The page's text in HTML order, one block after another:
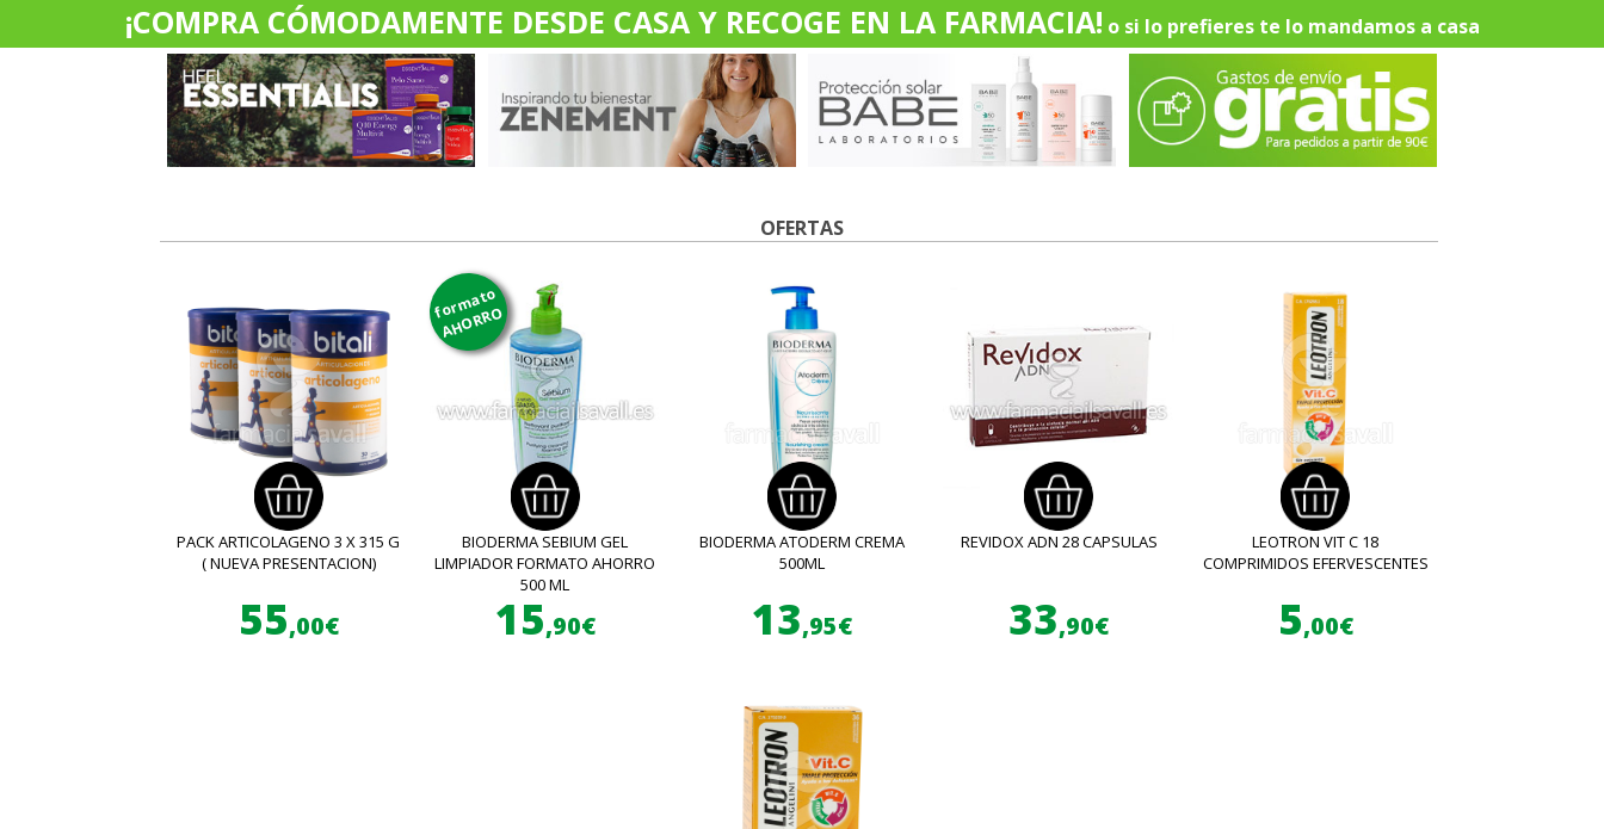
¡COMPRA CÓMODAMENTE DESDE CASA Y RECOGE EN LA FARMACIA! o si lo prefieres te lo mandamos a casa
OFERTAS
PACK ARTICOLAGENO 3 X 315 G
( NUEVA PRESENTACION)
55,00€
formato
AHORRO
BIODERMA SEBIUM GEL
LIMPIADOR FORMATO AHORRO
500 ML
15,90€
BIODERMA ATODERM CREMA
500ML
13,95€
REVIDOX ADN 28 CAPSULAS
33,90€
LEOTRON VIT C 18
COMPRIMIDOS EFERVESCENTES
5,00€